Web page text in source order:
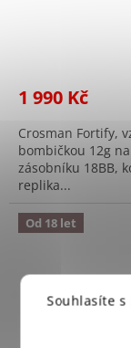
Souhlasíte
1 990 Kč
Crosman Fortify,
bombičkou 12g
zásobníku 18BB,
replika...
Od 18 let